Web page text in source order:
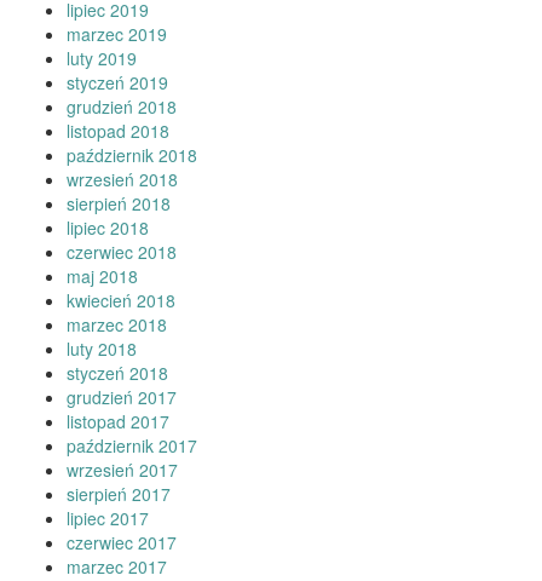
lipiec 2019
marzec 2019
luty 2019
styczeń 2019
grudzień 2018
listopad 2018
październik 2018
wrzesień 2018
sierpień 2018
lipiec 2018
czerwiec 2018
maj 2018
kwiecień 2018
marzec 2018
luty 2018
styczeń 2018
grudzień 2017
listopad 2017
październik 2017
wrzesień 2017
sierpień 2017
lipiec 2017
czerwiec 2017
marzec 2017